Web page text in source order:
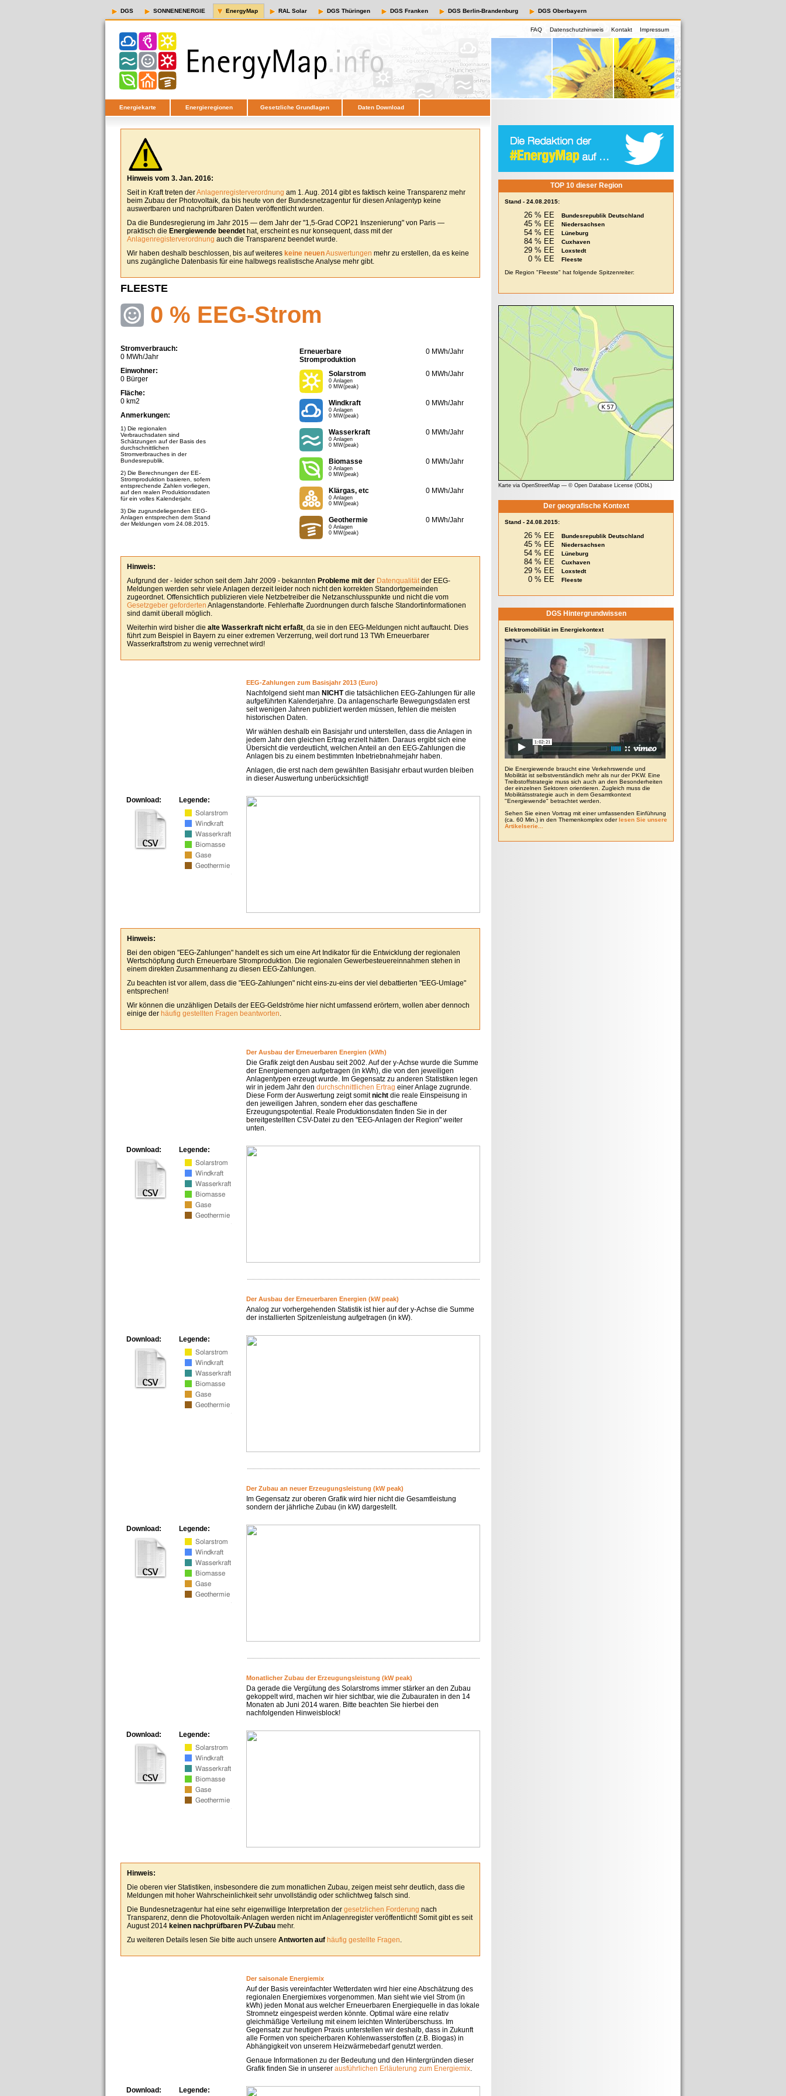
DGS SONNENENERGIE EnergyMap RAL Solar DGS Thüringen DGS Franken DGS Berlin-Brandenburg DGS Oberbayern
FAQ Datenschutzhinweis Kontakt Impressum
Energiekarte Energieregionen Gesetzliche Grundlagen Daten Download
Hinweis vom 3. Jan. 2016:
Seit in Kraft treten derAnlagenregisterverordnung am 1. Aug. 2014 gibt es faktisch keine Transparenz mehr
beim Zubau der Photovoltaik, da bis heute von der Bundesnetzagentur für diesen Anlagentyp keine
auswertbaren und nachprüfbaren Daten veröffentlicht wurden.
Da die Bundesregierung im Jahr 2015 — dem Jahr der "1,5-Grad COP21 Inszenierung" von Paris —
praktisch die Energiewende beendet hat, erscheint es nur konsequent, dass mit der
Anlagenregisterverordnung auch die Transparenz beendet wurde.
Wir haben deshalb beschlossen, bis auf weiteres keine neuenAuswertungen mehr zu erstellen, da es keine
uns zugängliche Datenbasis für eine halbwegs realistische Analyse mehr gibt.
FLEESTE
0 % EEG-Strom
Stromverbrauch:
0 MWh/Jahr
Einwohner:
0 Bürger
Fläche:
0 km2
Anmerkungen:
1) Die regionalen
Verbrauchsdaten sind
Schätzungen auf der Basis des
durchschnittlichen
Stromverbrauches in der
Bundesrepublik.
2) Die Berechnungen der EE-
Stromproduktion basieren, sofern
entsprechende Zahlen vorliegen,
auf den realen Produktionsdaten
für ein volles Kalenderjahr.
3) Die zugrundeliegenden EEG-
Anlagen entsprechen dem Stand
der Meldungen vom 24.08.2015.
Erneuerbare
Stromproduktion
0 MWh/Jahr
Solarstrom
0 Anlagen
0 MW(peak)
0 MWh/Jahr
Windkraft
0 Anlagen
0 MW(peak)
0 MWh/Jahr
Wasserkraft
0 Anlagen
0 MW(peak)
0 MWh/Jahr
Biomasse
0 Anlagen
0 MW(peak)
0 MWh/Jahr
Klärgas, etc
0 Anlagen
0 MW(peak)
0 MWh/Jahr
Geothermie
0 Anlagen
0 MW(peak)
0 MWh/Jahr
Hinweis:
Aufgrund der - leider schon seit dem Jahr 2009 - bekannten Probleme mit der Datenqualitätder EEG-
Meldungen werden sehr viele Anlagen derzeit leider noch nicht den korrekten Standortgemeinden
zugeordnet. Offensichtlich publizieren viele Netzbetreiber die Netzanschlusspunkte und nicht die vom
Gesetzgeber geforderten Anlagenstandorte. Fehlerhafte Zuordnungen durch falsche Standortinformationen
sind damit überall möglich.
Weiterhin wird bisher die alte Wasserkraft nicht erfaßt, da sie in den EEG-Meldungen nicht auftaucht. Dies
führt zum Beispiel in Bayern zu einer extremen Verzerrung, weil dort rund 13 TWh Erneuerbarer
Wasserkraftstrom zu wenig verrechnet wird!
EEG-Zahlungen zum Basisjahr 2013 (Euro)
Nachfolgend sieht man NICHTdie tatsächlichen EEG-Zahlungen für alle
aufgeführten Kalenderjahre. Da anlagenscharfe Bewegungsdaten erst
seit wenigen Jahren publiziert werden müssen, fehlen die meisten
historischen Daten.
Wir wählen deshalb ein Basisjahr und unterstellen, dass die Anlagen in
jedem Jahr den gleichen Ertrag erzielt hätten. Daraus ergibt sich eine
Übersicht die verdeutlicht, welchen Anteil an den EEG-Zahlungen die
Anlagen bis zu einem bestimmten Inbetriebnahmejahr haben.
Anlagen, die erst nach dem gewählten Basisjahr erbaut wurden bleiben
in dieser Auswertung unberücksichtigt!
Legende:
Download:
Hinweis:
Bei den obigen "EEG-Zahlungen" handelt es sich um eine Art Indikator für die Entwicklung der regionalen
Wertschöpfung durch Erneuerbare Stromproduktion. Die regionalen Gewerbesteuereinnahmen stehen in
einem direkten Zusammenhang zu diesen EEG-Zahlungen.
Zu beachten ist vor allem, dass die "EEG-Zahlungen" nicht eins-zu-eins der viel debattierten "EEG-Umlage"
entsprechen!
Wir können die unzähligen Details der EEG-Geldströme hier nicht umfassend erörtern, wollen aber dennoch
einige der häufig gestellten Fragen beantworten.
Der Ausbau der Erneuerbaren Energien (kWh)
Die Grafik zeigt den Ausbau seit 2002. Auf der y-Achse wurde die Summe
der Energiemengen aufgetragen (in kWh), die von den jeweiligen
Anlagentypen erzeugt wurde. Im Gegensatz zu anderen Statistiken legen
wir in jedem Jahr den durchschnittlichen Ertrag einer Anlage zugrunde.
Diese Form der Auswertung zeigt somitnicht die reale Einspeisung in
den jeweiligen Jahren, sondern eher das geschaffene
Erzeugungspotential. Reale Produktionsdaten finden Sie in der
bereitgestellten CSV-Datei zu den "EEG-Anlagen der Region" weiter
unten.
Legende:
Download:
Der Ausbau der Erneuerbaren Energien (kW peak)
Analog zur vorhergehenden Statistik ist hier auf der y-Achse die Summe
der installierten Spitzenleistung aufgetragen (in kW).
Legende:
Download:
Der Zubau an neuer Erzeugungsleistung (kW peak)
Im Gegensatz zur oberen Grafik wird hier nicht die Gesamtleistung
sondern der jährliche Zubau (in kW) dargestellt.
Legende:
Download:
Monatlicher Zubau der Erzeugungsleistung (kW peak)
Da gerade die Vergütung des Solarstroms immer stärker an den Zubau
gekoppelt wird, machen wir hier sichtbar, wie die Zubauraten in den 14
Monaten ab Juni 2014 waren. Bitte beachten Sie hierbei den
nachfolgenden Hinweisblock!
Legende:
Download:
Hinweis:
Die oberen vier Statistiken, insbesondere die zum monatlichen Zubau, zeigen meist sehr deutlich, dass die
Meldungen mit hoher Wahrscheinlichkeit sehr unvollständig oder schlichtweg falsch sind.
Die Bundesnetzagentur hat eine sehr eigenwillige Interpretation der gesetzlichen Forderung nach
Transparenz, denn die Photovoltaik-Anlagen werden nicht im Anlagenregister veröffentlicht! Somit gibt es seit
August 2014 keinen nachprüfbaren PV-Zubau mehr.
Zu weiteren Details lesen Sie bitte auch unsere Antworten auf häufig gestellte Fragen.
Der saisonale Energiemix
Auf der Basis vereinfachter Wetterdaten wird hier eine Abschätzung des
regionalen Energiemixes vorgenommen. Man sieht wie viel Strom (in
kWh) jeden Monat aus welcher Erneuerbaren Energiequelle in das lokale
Stromnetz eingespeist werden könnte. Optimal wäre eine relativ
gleichmäßige Verteilung mit einem leichten Winterüberschuss. Im
Gegensatz zur heutigen Praxis unterstellen wir deshalb, dass in Zukunft
alle Formen von speicherbaren Kohlenwasserstoffen (z.B. Biogas) in
Abhängigkeit von unserem Heizwärmebedarf genutzt werden.
Genaue Informationen zu der Bedeutung und den Hintergründen dieser
Grafik finden Sie in unserer ausführlichen Erläuterung zum Energiemix.
Legende:
Download:
TOP 10 dieser Region
Stand - 24.08.2015:
26 % EE Bundesrepublik Deutschland
45 % EE Niedersachsen
54 % EE Lüneburg
84 % EE Cuxhaven
29 % EE Loxstedt
0 % EE
Fleeste
Die Region "Fleeste" hat folgende Spitzenreiter:
Karte via OpenStreetMap — © Open Database License (ODbL)
Der geografische Kontext
Stand - 24.08.2015:
26 % EE Bundesrepublik Deutschland
45 % EE Niedersachsen
54 % EE Lüneburg
84 % EE Cuxhaven
29 % EE Loxstedt
0 % EE Fleeste
DGS Hintergrundwissen
Elektromobilität im Energiekontext
Die Energiewende braucht eine Verkehrswende und
Mobilität ist selbstverständlich mehr als nur der PKW. Eine
Treibstoffstrategie muss sich auch an den Besonderheiten
der einzelnen Sektoren orientieren. Zugleich muss die
Mobilitätsstrategie auch in dem Gesamtkontext
"Energiewende" betrachtet werden.
Sehen Sie einen Vortrag mit einer umfassenden Einführung
(ca. 60 Min.) in den Themenkomplex oderlesen Sie unsere
Artikelserie...